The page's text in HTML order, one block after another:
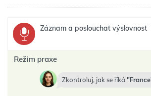
Záznam a poslouchat výslovnost
Režim praxe
Zkontroluj, jak se říká France